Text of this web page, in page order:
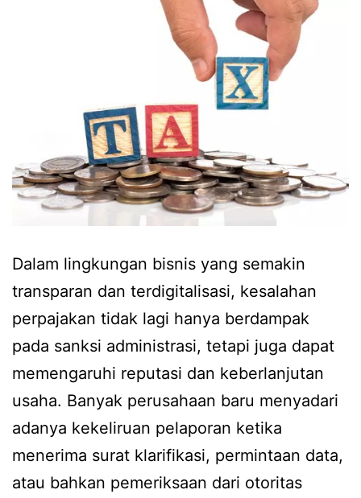
Dalam lingkungan bisnis yang semakin
transparan dan terdigitalisasi, kesalahan
perpajakan tidak lagi hanya berdampak
pada sanksi administrasi, tetapi juga dapat
memengaruhi reputasi dan keberlanjutan
usaha. Banyak perusahaan baru menyadari
adanya kekeliruan pelaporan ketika
menerima surat klarifikasi, permintaan data,
atau bahkan pemeriksaan dari otoritas